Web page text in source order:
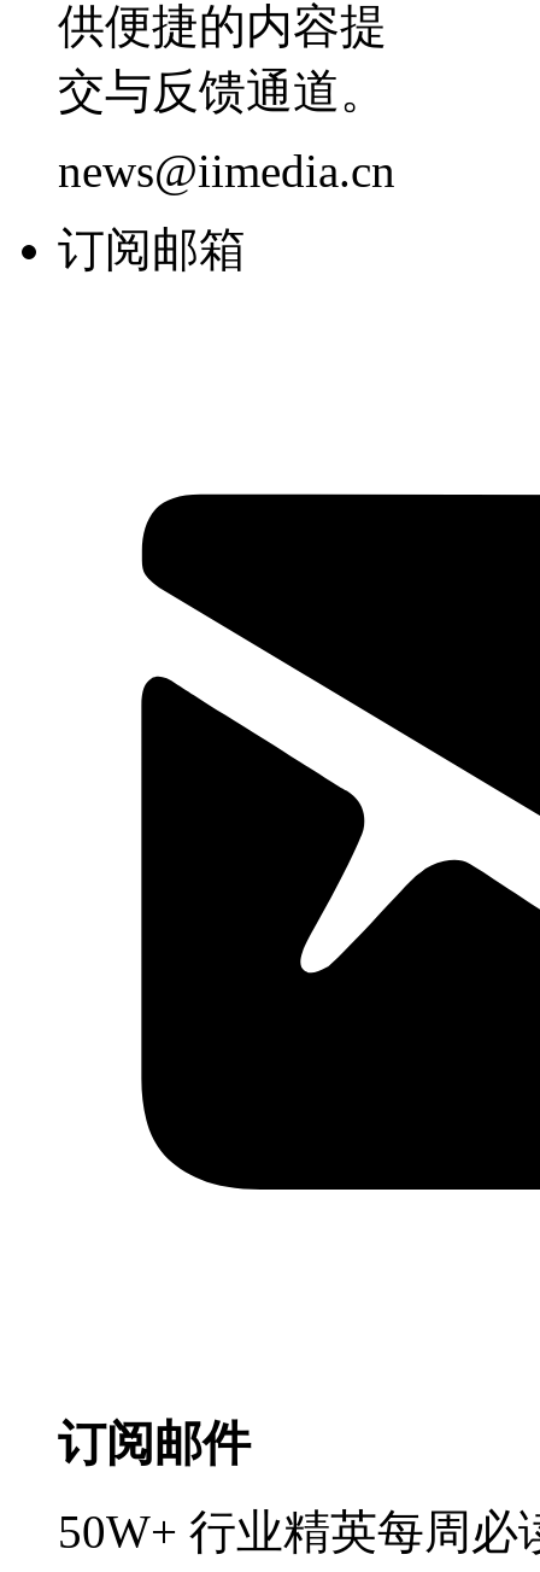
供便捷的内容提
交与反馈通道。
news@iimedia.cn
订阅邮箱
订阅邮件
50W+ 行业精英每周